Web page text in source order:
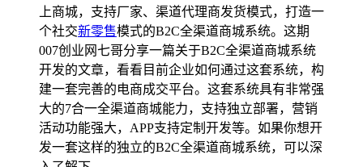
上商城，支持厂家、渠道代理商发货模式，打造一
个社交新零售模式的B2C全渠道商城系统。这期
007创业网七哥分享一篇关于B2C全渠道商城系统
开发的文章，看看目前企业如何通过这套系统，构
建一套完善的电商成交平台。这套系统具有非常强
大的7合一全渠道商城能力，支持独立部署，营销
活动功能强大，APP支持定制开发等。如果你想开
发一套这样的独立的B2C全渠道商城系统，可以深